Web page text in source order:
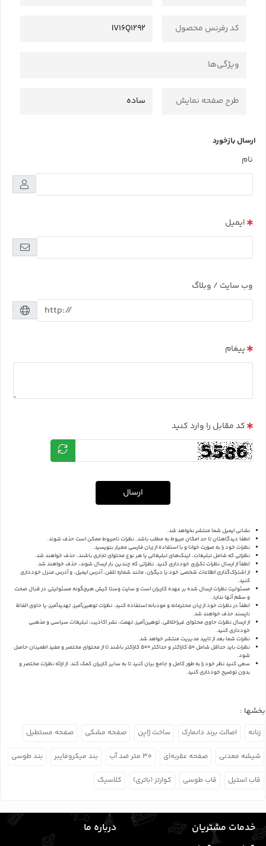
کد رفرنس محصول IV16Q1292
ویژگی‌ها
طرح صفحه نمایش ساده
ارسال بازخورد
نام
ایمیل
وب سایت / وبلاگ
پیغام
کد مقابل را وارد کنید
ارسال
نشانی ایمیل شما منتشر نخواهد شد.
لطفا دیدگاهتان تا حد امکان مربوط به مطلب باشد. نظرات نامربوط ممکن است حذف شوند.
نظرات خود را به صورت خوانا و با استفاده از زبان فارسی معیار بنویسید.
نظراتی که شامل تبلیغات، لینک‌های تبلیغاتی یا هر نوع محتوای تجاری باشند، حذف خواهند شد.
لطفاً از ارسال نظرات تکراری خودداری کنید. نظراتی که چندین بار ارسال شوند، حذف خواهند شد.
از اشتراک‌گذاری اطلاعات شخصی خود یا دیگران، مانند شماره تلفن، آدرس ایمیل، و آدرس منزل خودداری
کنید.
مسئولیت نظرات ارسال شده بر عهده کاربران است و سایت وستا کیش هیچگونه مسئولیتی در قبال صحت
و سقم آنها ندارد.
لطفاً در نظرات خود از زبان محترمانه و مودبانه استفاده کنید. نظرات توهین‌آمیز، تهدیدآمیز، یا حاوی الفاظ
ناپسند حذف خواهند شد.
از ارسال نظرات حاوی محتوای غیراخلاقی، توهین‌آمیز، تهمت، نشر اکاذیب، تبلیغات سیاسی و مذهبی
خودداری کنید.
نظرات شما بعد از تایید مدیریت منتشر خواهد شد.
نظرات باید حداقل شامل 50 کاراکتر و حداکثر 500 کاراکتر باشند تا از محتوای مختصر و مفید اطمینان حاصل
شود.
سعی کنید نظر خود را به طور کامل و جامع بیان کنید تا به سایر کاربران کمک کند.از ارائه نظرات مختصر و
بدون توضیح خودداری کنید.
بخشها :
زنانه اصالت برند دانمارک ساخت ژاپن صفحه مشکی صفحه مستطیل
شیشه معدنی صفحه عقربه‌ای ۳۰ متر ضد آب بند میکروفایبر بند طوسی
قاب استیل قاب طوسی کوارتز (باتری) کلاسیک
خدمات مشتریان
درباره ما